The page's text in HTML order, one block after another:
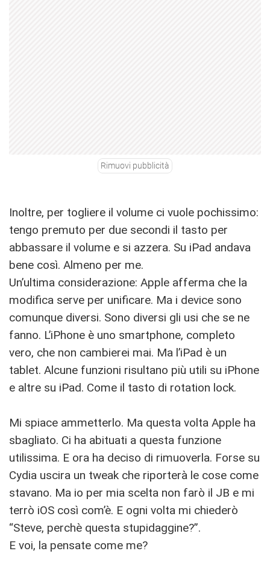
Rimuovi pubblicità
Inoltre, per togliere il volume ci vuole pochissimo:
tengo premuto per due secondi il tasto per
abbassare il volume e si azzera. Su iPad andava
bene così. Almeno per me.
Un’ultima considerazione: Apple afferma che la
modifica serve per unificare. Ma i device sono
comunque diversi. Sono diversi gli usi che se ne
fanno. L’iPhone è uno smartphone, completo
vero, che non cambierei mai. Ma l’iPad è un
tablet. Alcune funzioni risultano più utili su iPhone
e altre su iPad. Come il tasto di rotation lock.
Mi spiace ammetterlo. Ma questa volta Apple ha
sbagliato. Ci ha abituati a questa funzione
utilissima. E ora ha deciso di rimuoverla. Forse su
Cydia uscira un tweak che riporterà le cose come
stavano. Ma io per mia scelta non farò il JB e mi
terrò iOS così com’è. E ogni volta mi chiederò
“Steve, perchè questa stupidaggine?”.
E voi, la pensate come me?